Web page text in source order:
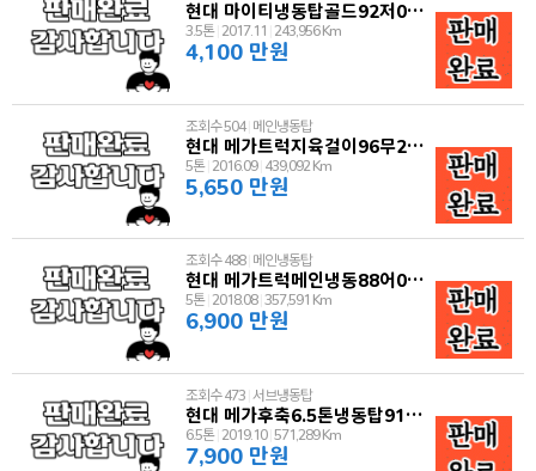
현대 마이티냉동탑골드92저0580
3.5톤 2017.11 243,956 Km
4,100 만원
조회수 504 메인냉동탑
현대 메가트럭지육걸이96무2190
5톤 2016.09 439,092 Km
5,650 만원
조회수 488 메인냉동탑
현대 메가트럭메인냉동88어0232
5톤 2018.08 357,591 Km
6,900 만원
조회수 473 서브냉동탑
현대 메가후축6.5톤냉동탑91누5525
6.5톤 2019.10 571,289 Km
7,900 만원